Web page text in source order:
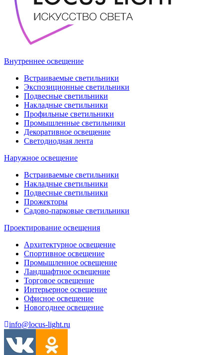
Внутреннее освещение
Встраиваемые светильники
Экспозиционные светильники
Подвесные светильники
Накладные светильники
Профильные светильники
Промышленные светильники
Декоративное освещение
Светодиодная лента
Наружное освещение
Встраиваемые светильники
Накладные светильники
Подвесные светильники
Прожекторы
Садово-парковые светильники
Проектирование освещения
Архитектурное освещение
Спортивное освещение
Промышленное освещение
Ландшафтное освещение
Торговое освещение
Интерьерное освещение
Офисное освещение
Новогоднее освещение
info@locus-light.ru